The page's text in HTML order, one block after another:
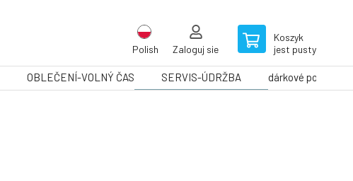
Polish Zaloguj sie
Koszyk
jest pusty
OBLEČENÍ-VOLNÝ ČAS SERVIS-ÚDRŽBA dárkové poukazy